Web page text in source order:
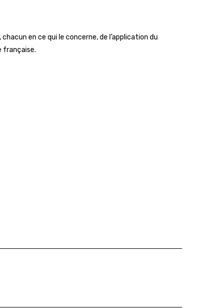
en ce qui le concerne, de l’application du
française.